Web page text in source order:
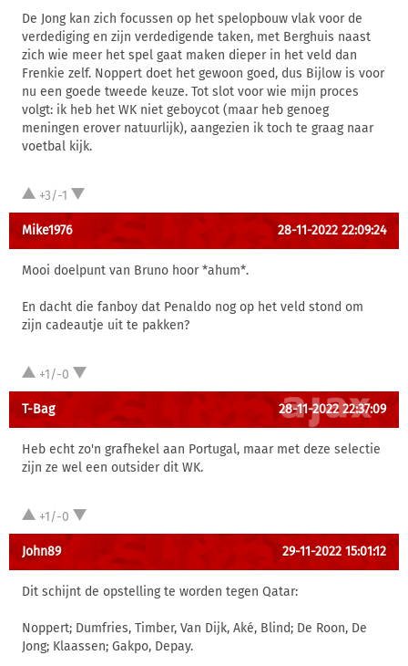
De Jong kan zich focussen op het spelopbouw vlak voor de
verdediging en zijn verdedigende taken, met Berghuis naast
zich wie meer het spel gaat maken dieper in het veld dan
Frenkie zelf. Noppert doet het gewoon goed, dus Bijlow is voor
nu een goede tweede keuze. Tot slot voor wie mijn proces
volgt: ik heb het WK niet geboycot (maar heb genoeg
meningen erover natuurlijk), aangezien ik toch te graag naar
voetbal kijk.
+3/-1
Mike1976 28-11-2022 22:09:24
Mooi doelpunt van Bruno hoor *ahum*.
En dacht die fanboy dat Penaldo nog op het veld stond om
zijn cadeautje uit te pakken?
+1/-0
T-Bag 28-11-2022 22:37:09
Heb echt zo'n grafhekel aan Portugal, maar met deze selectie
zijn ze wel een outsider dit WK.
+1/-0
John89 29-11-2022 15:01:12
Dit schijnt de opstelling te worden tegen Qatar:
Noppert; Dumfries, Timber, Van Dijk, Aké, Blind; De Roon, De
Jong; Klaassen; Gakpo, Depay.